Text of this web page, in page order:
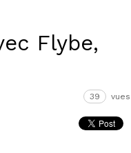
Flybe,
39 vues